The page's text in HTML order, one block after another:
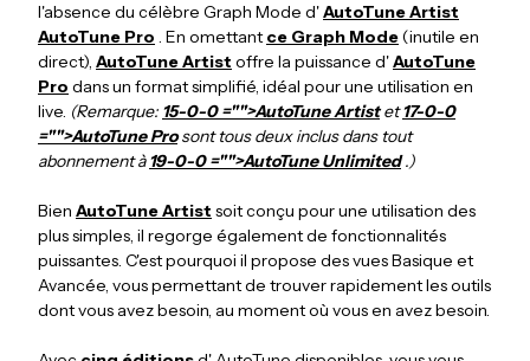
l'absence du célèbre Graph Mode d'AutoTune Artist
AutoTune Pro . En omettantce Graph Mode(inutile en
direct), AutoTune Artist offre la puissance d'AutoTune
Pro dans un format simplifié, idéal pour une utilisation en
live. (Remarque: 15-0-0 ="">AutoTune Artist et 17-0-0
="">AutoTune Pro sont tous deux inclus dans tout
abonnement à 19-0-0 ="">AutoTune Unlimited .)
Bien AutoTune Artist soit conçu pour une utilisation des
plus simples, il regorge également de fonctionnalités
puissantes. C'est pourquoi il propose des vues Basique et
Avancée, vous permettant de trouver rapidement les outils
dont vous avez besoin, au moment où vous en avez besoin.